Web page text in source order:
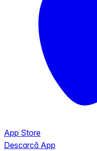
App Store
Descarcă App